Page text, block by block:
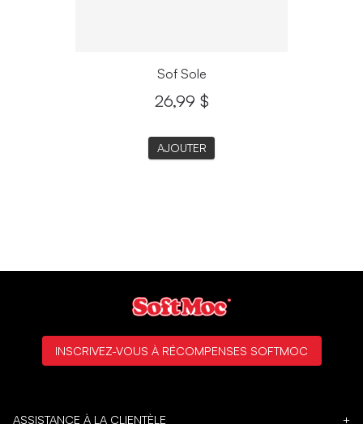
Sof Sole
26,99 $
AJOUTER
ASSISTANCE À LA CLIENTÈLE +
INSCRIVEZ-VOUS À RÉCOMPENSES SOFTMOC